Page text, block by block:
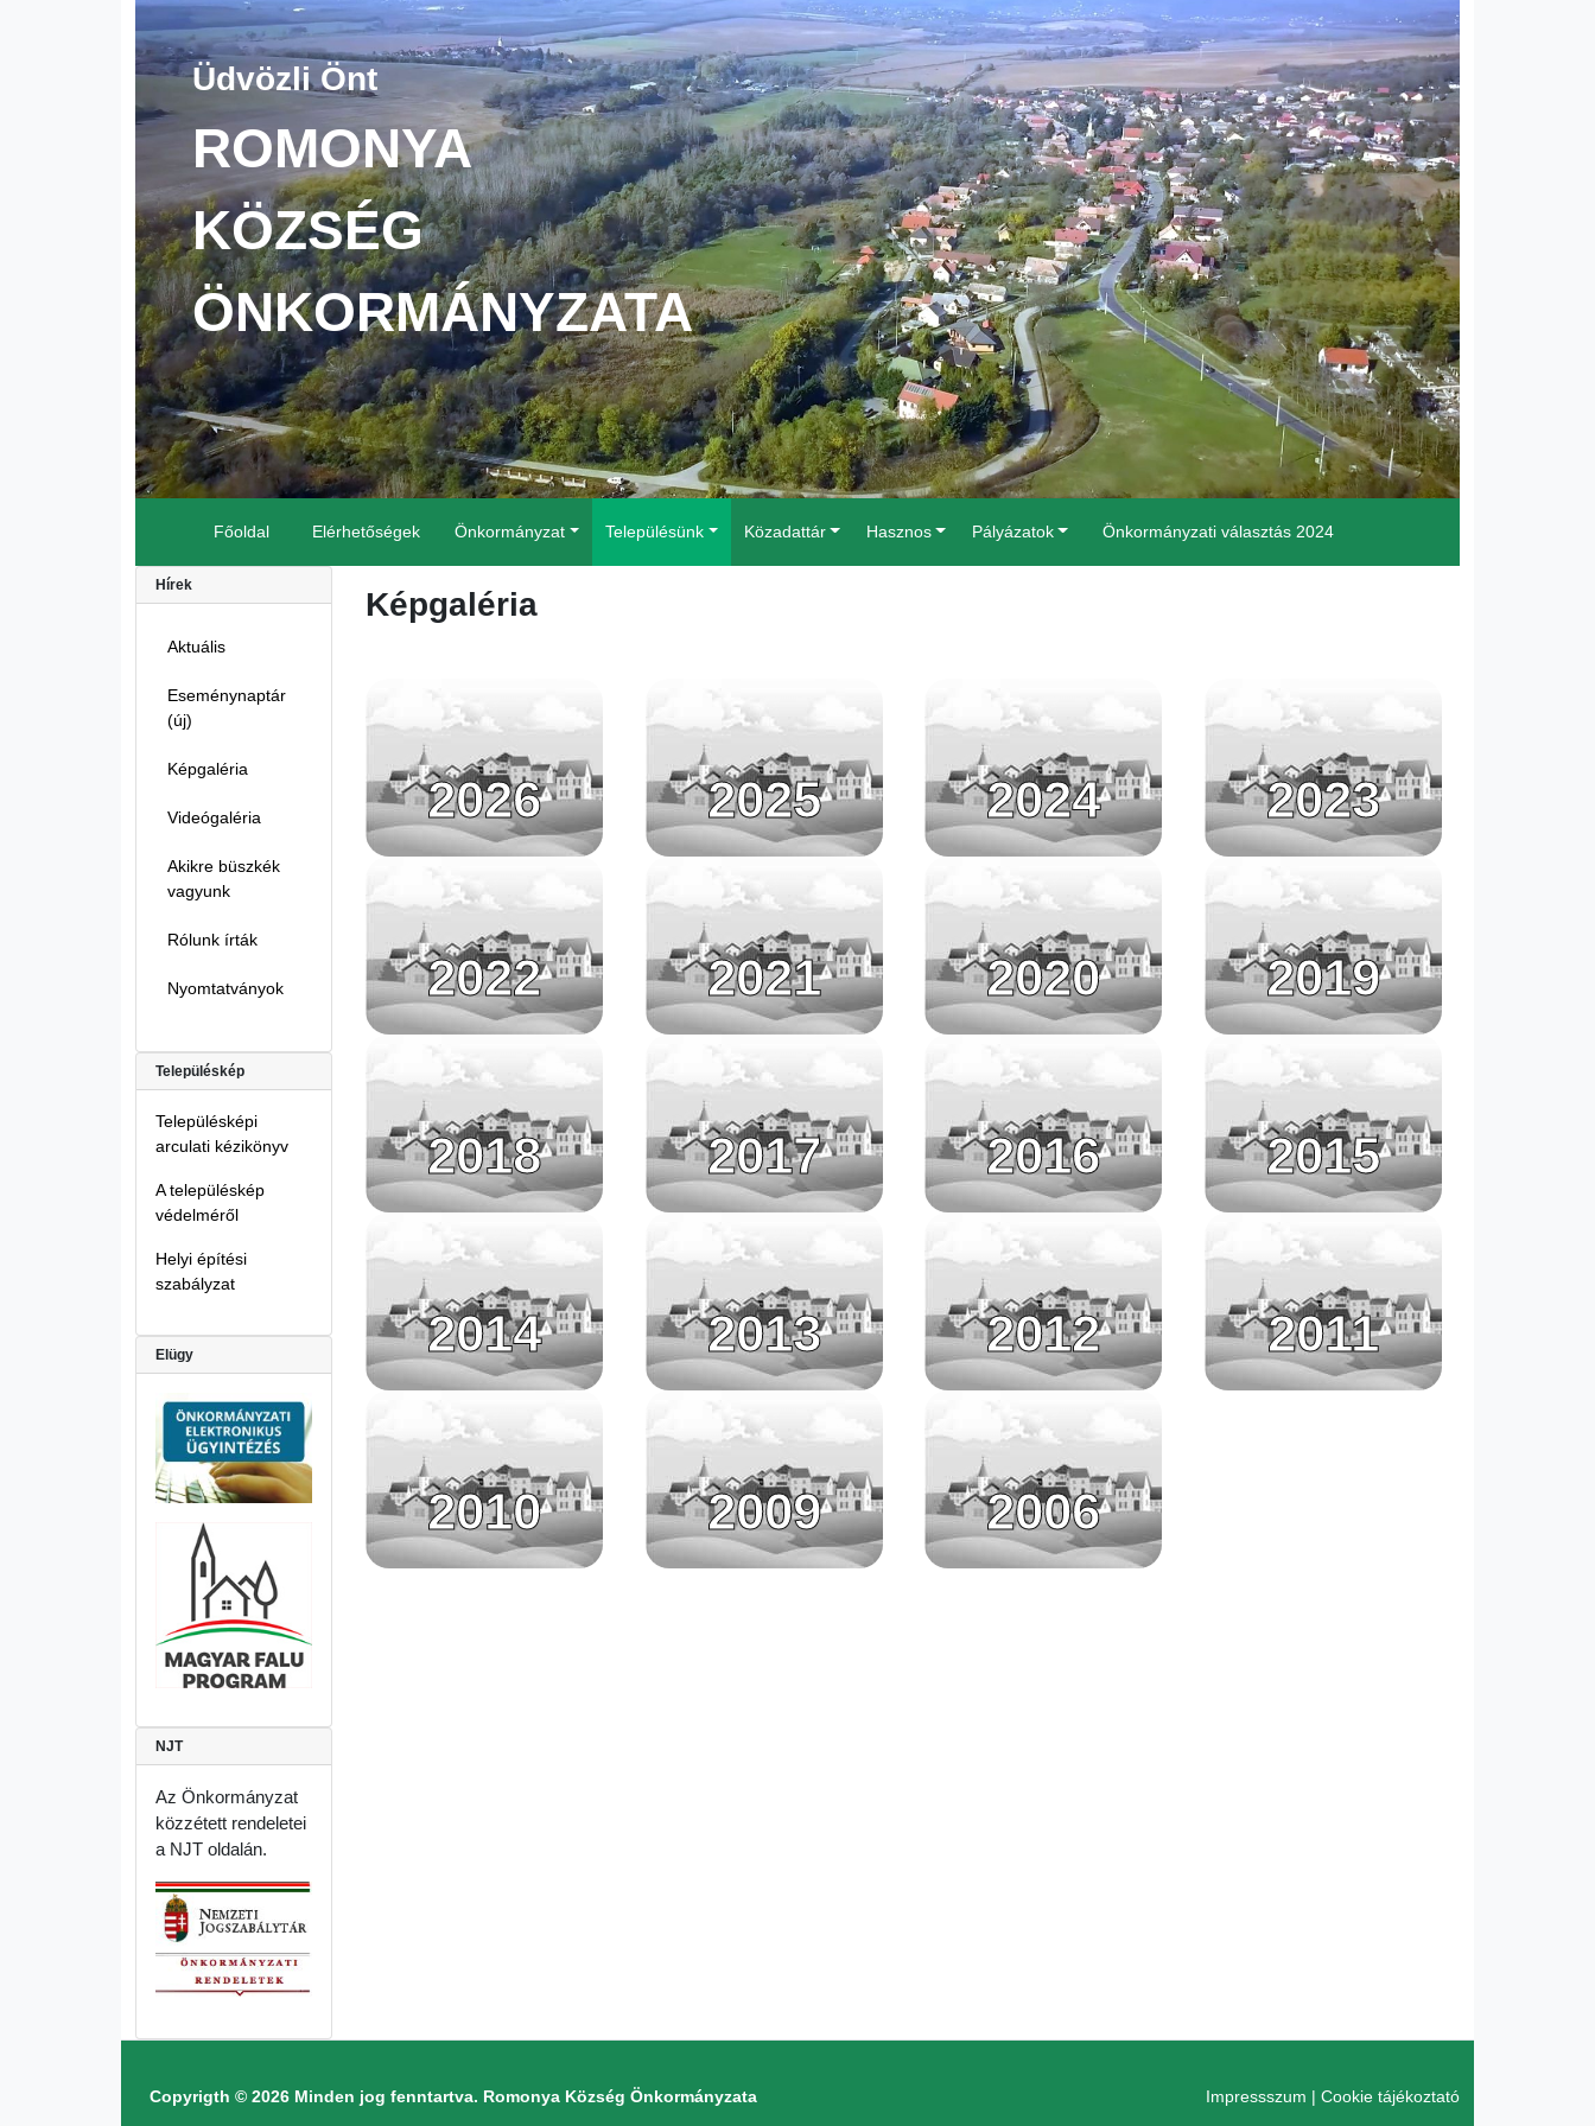
Üdvözli Önt
ROMONYA
KÖZSÉG
ÖNKORMÁNYZATA
Főoldal Elérhetőségek Önkormányzat Településünk Közadattár Hasznos Pályázatok Önkormányzati választás 2024
Hírek
Aktuális
Eseménynaptár
(új)
Képgaléria
Videógaléria
Akikre büszkék
vagyunk
Rólunk írták
Nyomtatványok
Településkép
Településképi
arculati kézikönyv
A településkép
védelméről
Helyi építési
szabályzat
Elügy
NJT
Az Önkormányzat
közzétett rendeletei
a NJT oldalán.
Képgaléria
2026 2025 2024 2023
2022 2021 2020 2019
2018 2017 2016 2015
2014 2013 2012 2011
2010 2009 2006
Copyrigth © 2026 Minden jog fenntartva. Romonya Község Önkormányzata Impressszum | Cookie tájékoztató